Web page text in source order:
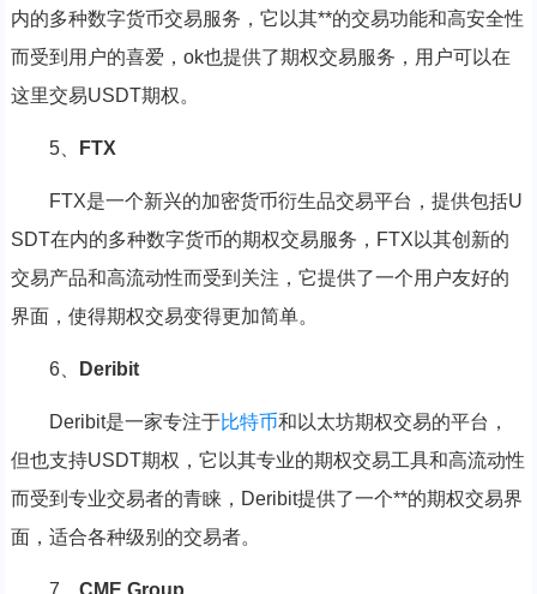
内的多种数字货币交易服务，它以其**的交易功能和高安全性
而受到用户的喜爱，ok也提供了期权交易服务，用户可以在
这里交易USDT期权。
5、 FTX
FTX是一个新兴的加密货币衍生品交易平台，提供包括U
SDT在内的多种数字货币的期权交易服务，FTX以其创新的
交易产品和高流动性而受到关注，它提供了一个用户友好的
界面，使得期权交易变得更加简单。
6、 Deribit
Deribit是一家专注于比特币和以太坊期权交易的平台，
但也支持USDT期权，它以其专业的期权交易工具和高流动性
而受到专业交易者的青睐，Deribit提供了一个**的期权交易界
面，适合各种级别的交易者。
7、 CME Group